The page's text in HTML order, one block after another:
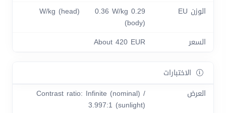
الوزن EU
0.29 W/kg (head) 0.36 W/kg
(body)
السعر
About 420 EUR
الاختبارات
العرض
Contrast ratio: Infinite (nominal) /
3.997:1 (sunlight)